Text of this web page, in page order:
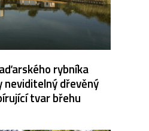
rybníka
dřevěný
tvar břehu